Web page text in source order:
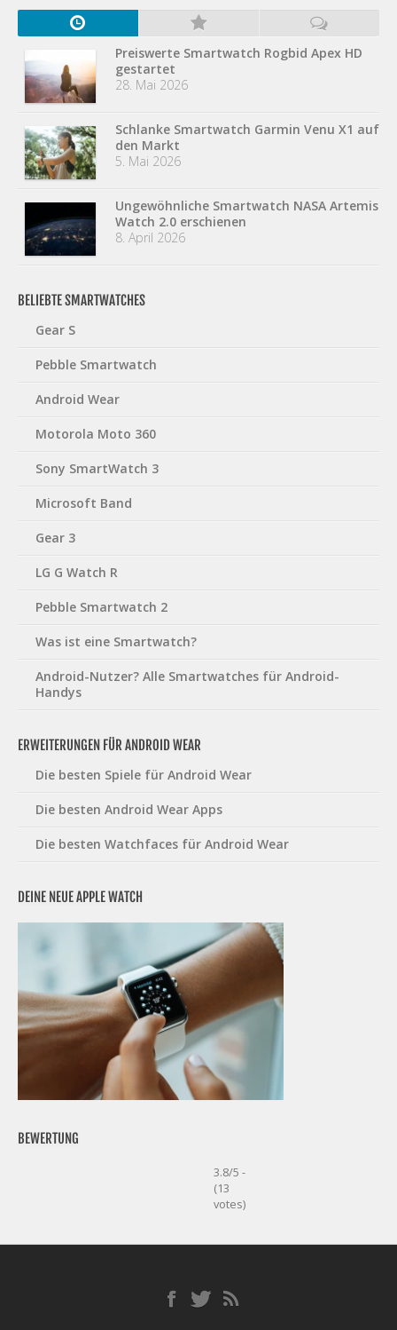
Preiswerte Smartwatch Rogbid Apex HD
gestartet
28. Mai 2026
Schlanke Smartwatch Garmin Venu X1 auf
den Markt
5. Mai 2026
Ungewöhnliche Smartwatch NASA Artemis
Watch 2.0 erschienen
8. April 2026
BELIEBTE SMARTWATCHES
Gear S
Pebble Smartwatch
Android Wear
Motorola Moto 360
Sony SmartWatch 3
Microsoft Band
Gear 3
LG G Watch R
Pebble Smartwatch 2
Was ist eine Smartwatch?
Android-Nutzer? Alle Smartwatches für Android-
Handys
ERWEITERUNGEN FÜR ANDROID WEAR
Die besten Spiele für Android Wear
Die besten Android Wear Apps
Die besten Watchfaces für Android Wear
DEINE NEUE APPLE WATCH
BEWERTUNG
3.8/5 -
(13
votes)